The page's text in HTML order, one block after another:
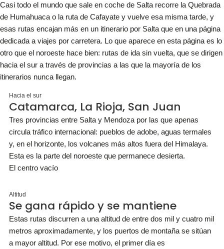
Casi todo el mundo que sale en coche de Salta recorre la Quebrada
de Humahuaca o la ruta de Cafayate y vuelve esa misma tarde, y
esas rutas encajan más en un itinerario por Salta que en una página
dedicada a viajes por carretera. Lo que aparece en esta página es lo
otro que el noroeste hace bien: rutas de ida sin vuelta, que se dirigen
hacia el sur a través de provincias a las que la mayoría de los
itinerarios nunca llegan.
Hacia el sur
Catamarca, La Rioja, San Juan
Tres provincias entre Salta y Mendoza por las que apenas
circula tráfico internacional: pueblos de adobe, aguas termales
y, en el horizonte, los volcanes más altos fuera del Himalaya.
Esta es la parte del noroeste que permanece desierta.
El centro vacío
Altitud
Se gana rápido y se mantiene
Estas rutas discurren a una altitud de entre dos mil y cuatro mil
metros aproximadamente, y los puertos de montaña se sitúan
a mayor altitud. Por ese motivo, el primer día es